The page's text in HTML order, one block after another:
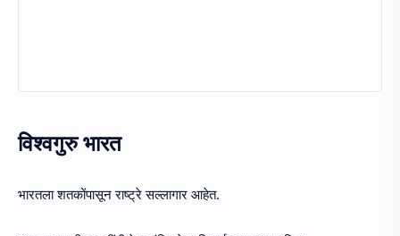
विश्वगुरु भारत
भारतला शतकोंपासून राष्ट्रे सल्लागार आहेत.